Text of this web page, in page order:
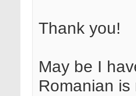
Thank you!
May be I
Romanian